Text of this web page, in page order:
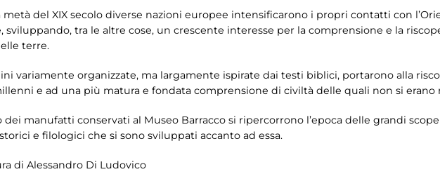
del XIX secolo diverse nazioni europee intensificarono i propri contatti con
sviluppando, tra le altre cose, un crescente interesse per la comprensione e la
terre.
variamente organizzate, ma largamente ispirate dai testi biblici, portarono alla
e ad una più matura e fondata comprensione di civiltà delle quali non si erano
dei manufatti conservati al Museo Barracco si ripercorrono l’epoca delle grandi
e filologici che si sono sviluppati accanto ad essa.
di Alessandro Di Ludovico